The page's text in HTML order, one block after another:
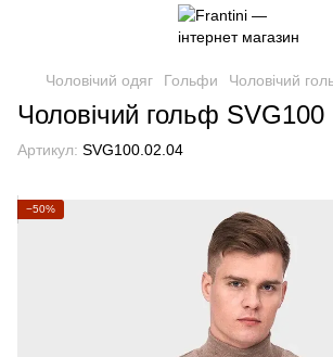
Чоловічий одяг Гольфи Чоловічий
Чоловічий гольф SVG100
Артикул: SVG100.02.04
−50%